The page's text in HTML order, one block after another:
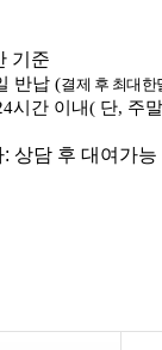
기준
반납 (결제 후 최대한
시간 이내( 단, 주
상담 후 대여가